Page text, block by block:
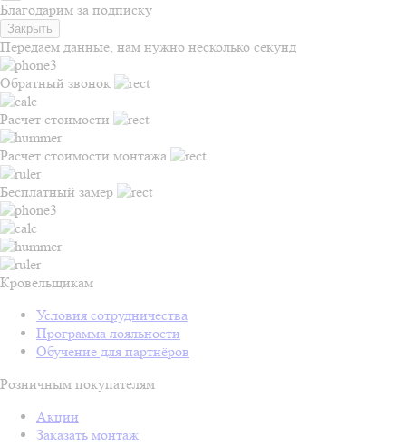
Благодарим за подписку
Закрыть
Передаем данные, нам нужно несколько секунд
Обратный звонок
Расчет стоимости
Расчет стоимости монтажа
Бесплатный замер
Кровельщикам
Условия сотрудничества
Программа лояльности
Обучение для партнёров
Розничным покупателям
Акции
Заказать монтаж